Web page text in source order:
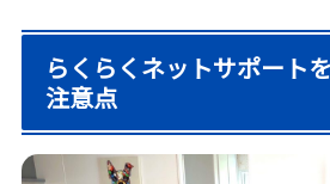
らくらくネットサポート
注意点